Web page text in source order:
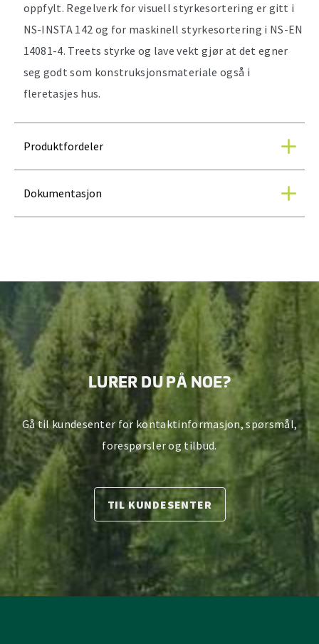
oppfylt. Regelverk for visuell styrkesortering er gitt i
NS-INSTA 142 og for maskinell styrkesortering i NS-EN
14081-4. Treets styrke og lave vekt gjør at det egner
seg godt som konstruksjonsmateriale også i
fleretasjes hus.
Produktfordeler
Dokumentasjon
LURER DU PÅ NOE?
Gå til kundesenter for kontaktinformasjon, spørsmål,
forespørsler og tilbud.
TIL KUNDESENTER